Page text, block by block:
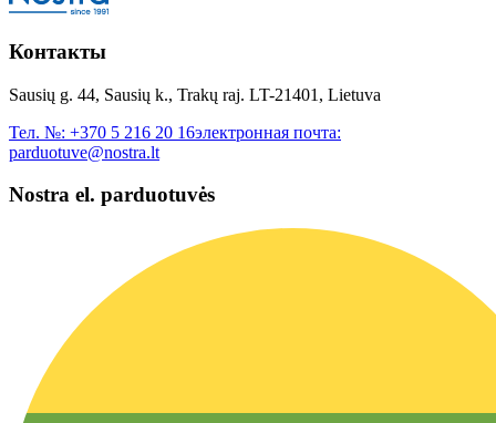
Контакты
Sausių g. 44, Sausių k., Trakų raj. LT-21401, Lietuva
Тел. №: +370 5 216 20 16электронная почта:
parduotuve@nostra.lt
Nostra el. parduotuvės